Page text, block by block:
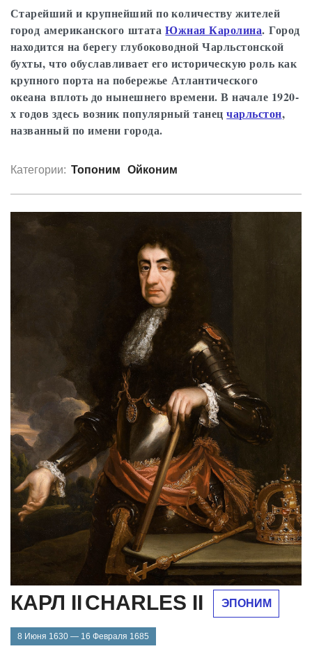
Старейший и крупнейший по количеству жителей
город американского штатаЮжная Каролина. Город
находится на берегу глубоководной Чарльстонской
бухты, что обуславливает его историческую роль как
крупного порта на побережье Атлантического
океана вплоть до нынешнего времени. В начале 1920-
х годов здесь возник популярный танецчарльстон,
названный по имени города.
Категории: Топоним Ойконим
КАРЛ IICHARLES II ЭПОНИМ
8 Июня 1630 — 16 Февраля 1685